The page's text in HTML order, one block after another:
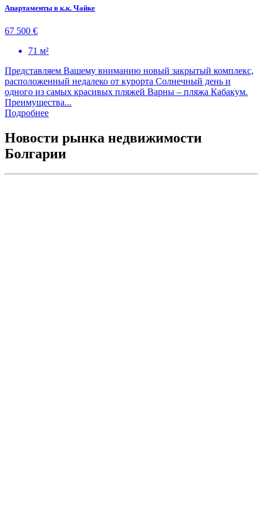
Апартаменты в к.к. Чайке
67 500 €
71 м²
Представляем Вашему вниманию новый закрытый комплекс,
расположенный недалеко от курорта Солнечный день и
одного из самых красивых пляжей Варны – пляжа Кабакум.
Преимущества...
Подробнее
Новости рынка недвижимости
Болгарии